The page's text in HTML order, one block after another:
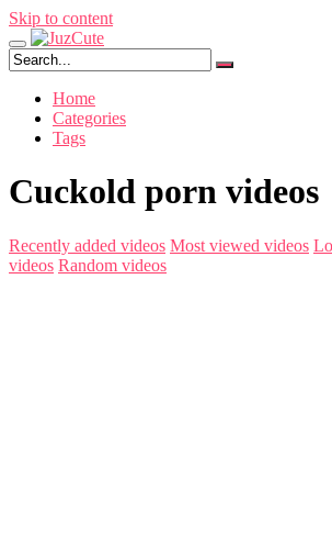
Skip to content
Home
Categories
Tags
Cuckold porn videos
Recently added videos Most viewed videos
videos Random videos